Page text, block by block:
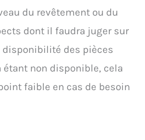
du revêtement ou du
dont il faudra juger sur
disponibilité des pièces
étant non disponible, cela
faible en cas de besoin